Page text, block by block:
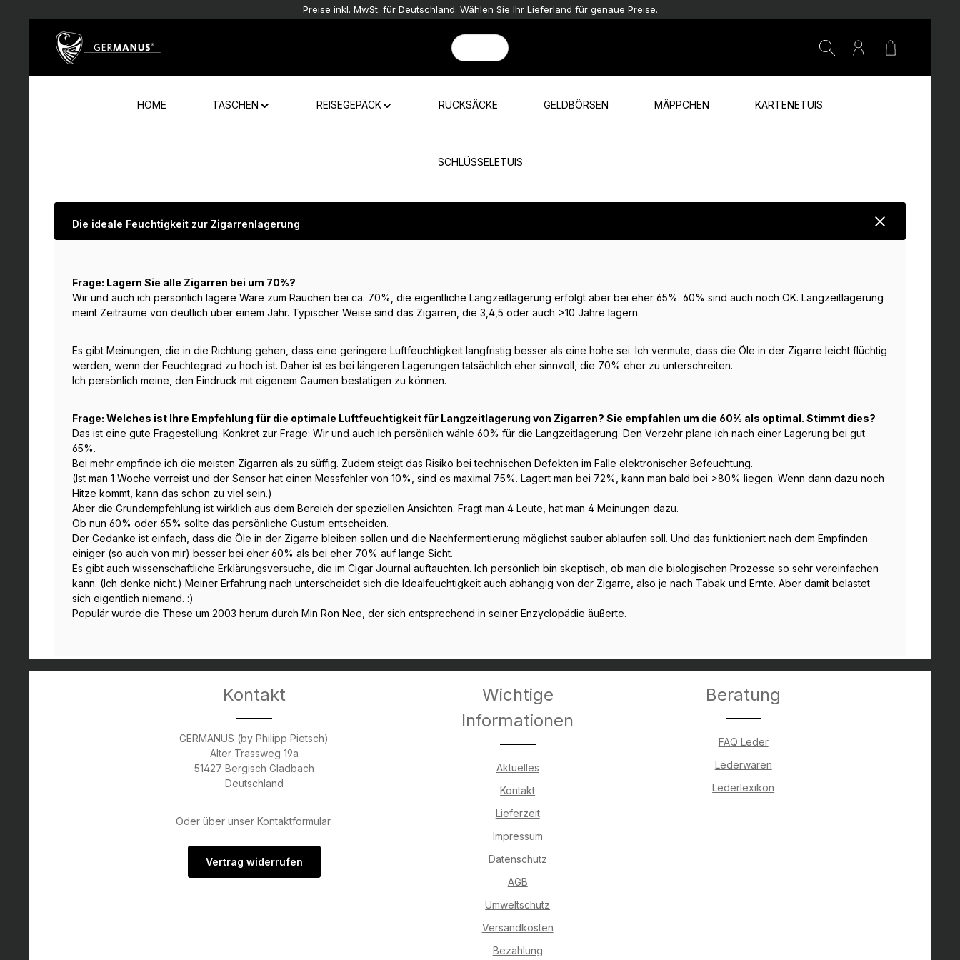
Preise inkl. MwSt. für Deutschland. Wählen Sie Ihr Lieferland für genaue Preise.
Warenkorb
HOME TASCHEN REISEGEPÄCK RUCKSÄCKE GELDBÖRSEN MÄPPCHEN KARTENETUIS
SCHLÜSSELETUIS
Die ideale Feuchtigkeit zur Zigarrenlagerung
Frage: Lagern Sie alle Zigarren bei um 70%?
Wir und auch ich persönlich lagere Ware zum Rauchen bei ca. 70%, die eigentliche Langzeitlagerung erfolgt aber bei eher 65%. 60% sind auch noch OK. Langzeitlagerung
meint Zeiträume von deutlich über einem Jahr. Typischer Weise sind das Zigarren, die 3,4,5 oder auch >10 Jahre lagern.
Es gibt Meinungen, die in die Richtung gehen, dass eine geringere Luftfeuchtigkeit langfristig besser als eine hohe sei. Ich vermute, dass die Öle in der Zigarre leicht flüchtig
werden, wenn der Feuchtegrad zu hoch ist. Daher ist es bei längeren Lagerungen tatsächlich eher sinnvoll, die 70% eher zu unterschreiten.
Ich persönlich meine, den Eindruck mit eigenem Gaumen bestätigen zu können.
Frage: Welches ist Ihre Empfehlung für die optimale Luftfeuchtigkeit für Langzeitlagerung von Zigarren? Sie empfahlen um die 60% als optimal. Stimmt dies?
Das ist eine gute Fragestellung. Konkret zur Frage: Wir und auch ich persönlich wähle 60% für die Langzeitlagerung. Den Verzehr plane ich nach einer Lagerung bei gut
65%.
Bei mehr empfinde ich die meisten Zigarren als zu süffig. Zudem steigt das Risiko bei technischen Defekten im Falle elektronischer Befeuchtung.
(Ist man 1 Woche verreist und der Sensor hat einen Messfehler von 10%, sind es maximal 75%. Lagert man bei 72%, kann man bald bei >80% liegen. Wenn dann dazu noch
Hitze kommt, kann das schon zu viel sein.)
Aber die Grundempfehlung ist wirklich aus dem Bereich der speziellen Ansichten. Fragt man 4 Leute, hat man 4 Meinungen dazu.
Ob nun 60% oder 65% sollte das persönliche Gustum entscheiden.
Der Gedanke ist einfach, dass die Öle in der Zigarre bleiben sollen und die Nachfermentierung möglichst sauber ablaufen soll. Und das funktioniert nach dem Empfinden
einiger (so auch von mir) besser bei eher 60% als bei eher 70% auf lange Sicht.
Es gibt auch wissenschaftliche Erklärungsversuche, die im Cigar Journal auftauchten. Ich persönlich bin skeptisch, ob man die biologischen Prozesse so sehr vereinfachen
kann. (Ich denke nicht.) Meiner Erfahrung nach unterscheidet sich die Idealfeuchtigkeit auch abhängig von der Zigarre, also je nach Tabak und Ernte. Aber damit belastet
sich eigentlich niemand. :)
Populär wurde die These um 2003 herum durch Min Ron Nee, der sich entsprechend in seiner Enzyclopädie äußerte.
Kontakt
GERMANUS (by Philipp Pietsch)
Alter Trassweg 19a
51427 Bergisch Gladbach
Deutschland
Oder über unserKontaktformular.
Vertrag widerrufen
Wichtige
Informationen
Aktuelles
Kontakt
Lieferzeit
Impressum
Datenschutz
AGB
Umweltschutz
Versandkosten
Bezahlung
Beratung
FAQ Leder
Lederwaren
Lederlexikon